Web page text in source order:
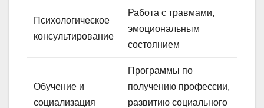
Психологическое
консультирование
Работа с травмами,
эмоциональным
состоянием
Обучение и
социализация
Программы по
получению профессии,
развитию социального